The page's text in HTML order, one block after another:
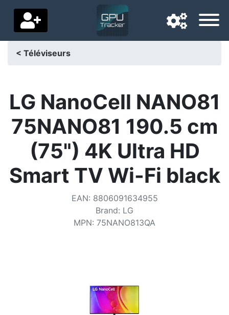
Pays de livraison
Accueil
Baisses de prix
Paramètres
Soutenez-nous
< Téléviseurs
LG NanoCell NANO81
75NANO81 190.5 cm
(75") 4K Ultra HD
Smart TV Wi-Fi black
EAN: 8806091634955
Brand: LG
MPN: 75NANO813QA